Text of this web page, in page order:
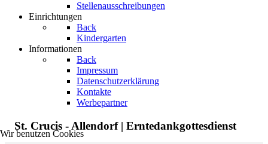
Stellenausschreibungen
Einrichtungen
Back
Kindergarten
Informationen
Back
Impressum
Datenschutzerklärung
Kontakte
Werbepartner
St. Crucis - Allendorf | Erntedankgottesdienst
Wir benutzen Cookies